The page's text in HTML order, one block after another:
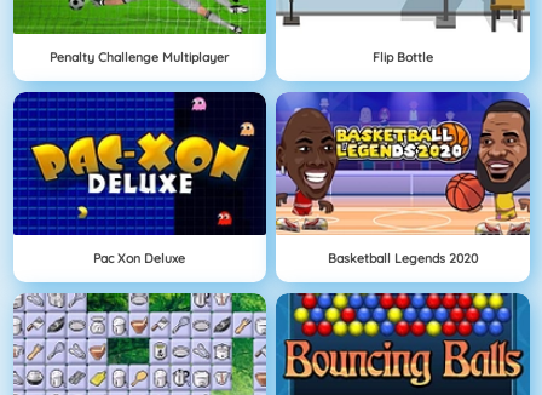
Penalty Challenge Multiplayer Flip Bottle
Pac Xon Deluxe Basketball Legends 2020